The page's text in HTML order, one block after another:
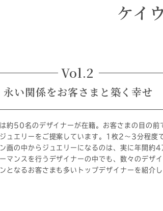
ケイ
Vol.2
永い関係をお客さまと築く幸せ
約50名のデザイナーが在籍。お客さまの目の前
ュエリーをご提案しています。1枚2～3分程度
画の中からジュエリーになるのは、実に年間約4
マンスを行うデザイナーの中でも、数々のデザ
となるお客さまも多いトップデザイナーを紹介し